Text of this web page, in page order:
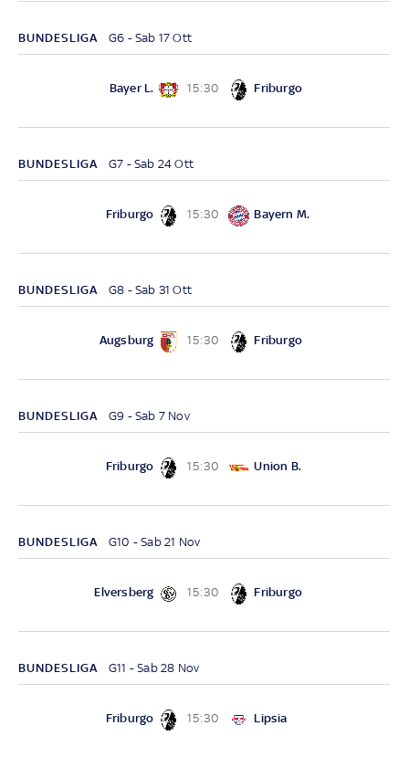
BUNDESLIGA G6 - Sab 17 Ott
Bayer L. 15:30 Friburgo
BUNDESLIGA G7 - Sab 24 Ott
Friburgo 15:30 Bayern M.
BUNDESLIGA G8 - Sab 31 Ott
Augsburg 15:30 Friburgo
BUNDESLIGA G9 - Sab 7 Nov
Friburgo 15:30 Union B.
BUNDESLIGA G10 - Sab 21 Nov
Elversberg 15:30 Friburgo
BUNDESLIGA G11 - Sab 28 Nov
Friburgo 15:30 Lipsia